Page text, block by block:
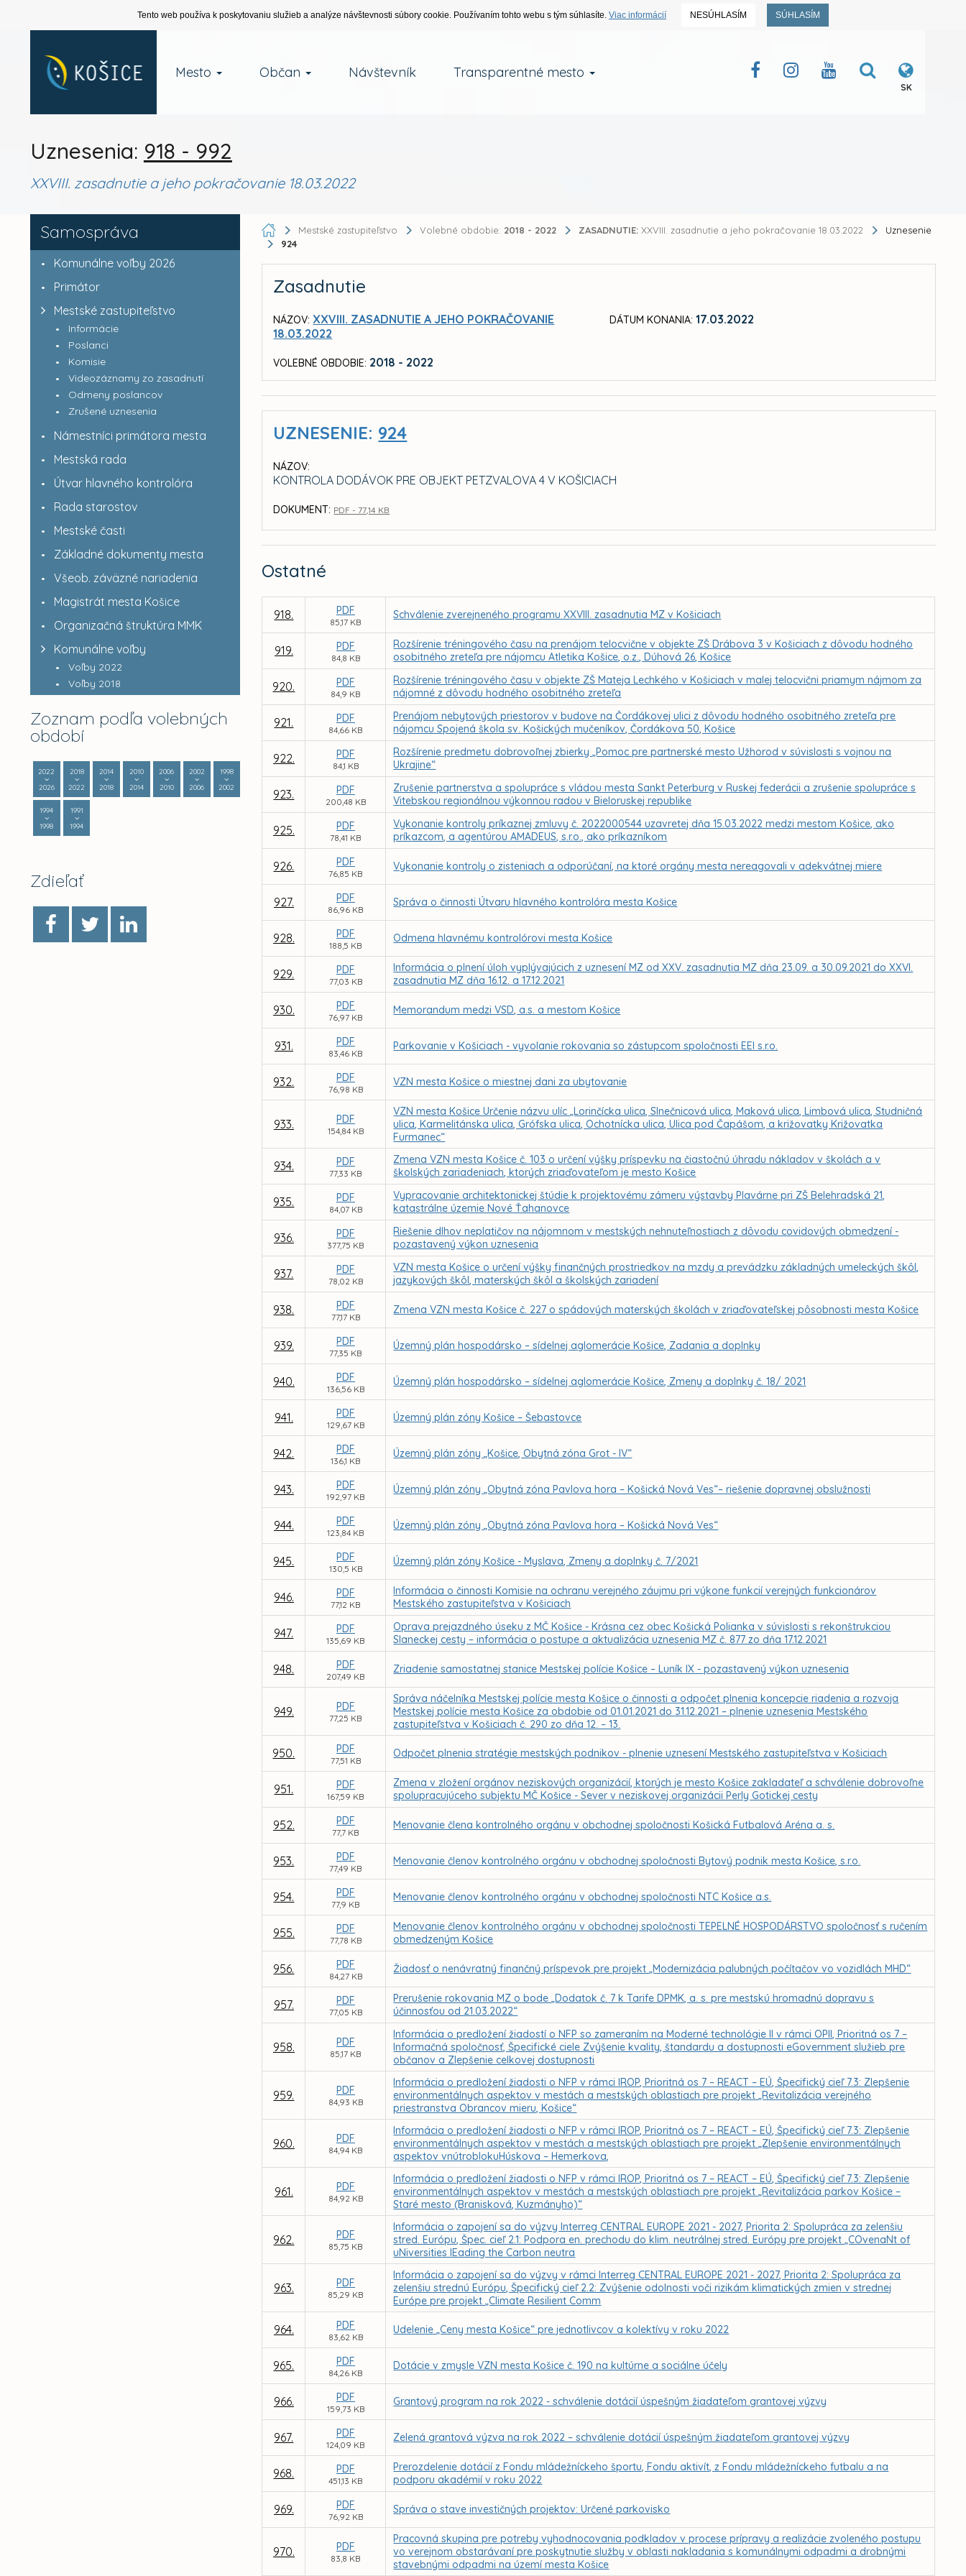
Tento web používa k poskytovaniu služieb a analýze návštevnosti súbory cookie. Používaním tohto webu s tým súhlasíte. Viac informácií NESÚHLASÍM SÚHLASÍM
Mesto Občan Návštevník Transparentné mesto
SK
Uznesenia: 918 - 992
XXVIII. zasadnutie a jeho pokračovanie 18.03.2022
Samospráva
Komunálne voľby 2026
Primátor
Mestské zastupiteľstvo
Informácie
Poslanci
Komisie
Videozáznamy zo zasadnutí
Odmeny poslancov
Zrušené uznesenia
Námestníci primátora mesta
Mestská rada
Útvar hlavného kontrolóra
Rada starostov
Mestské časti
Základné dokumenty mesta
Všeob. záväzné nariadenia
Magistrát mesta Košice
Organizačná štruktúra MMK
Komunálne voľby
Voľby 2022
Voľby 2018
Zoznam podľa volebných
období
2022
2026
2018
2022
2014
2018
2010
2014
2006
2010
2002
2006
1998
2002
1994
1998
1991
1994
Zdieľať
Mestské zastupiteľstvo Volebné obdobie: 2018 - 2022 ZASADNUTIE: XXVIII. zasadnutie a jeho pokračovanie 18.03.2022
Uznesenie
924
Zasadnutie
NÁZOV: XXVIII. ZASADNUTIE A JEHO POKRAČOVANIE
18.03.2022
VOLEBNÉ OBDOBIE: 2018 - 2022
DÁTUM KONANIA: 17.03.2022
UZNESENIE: 924
NÁZOV:
KONTROLA DODÁVOK PRE OBJEKT PETZVALOVA 4 V KOŠICIACH
DOKUMENT: PDF - 77,14 KB
Ostatné
918. PDF
85,17 KB
Schválenie zverejneného programu XXVIII. zasadnutia MZ v Košiciach
919. PDF
84,8 KB
Rozšírenie tréningového času na prenájom telocvične v objekte ZŠ Drábova 3 v Košiciach z dôvodu hodného
osobitného zreteľa pre nájomcu Atletika Košice, o.z., Dúhová 26, Košice
920. PDF
84,9 KB
Rozšírenie tréningového času v objekte ZŠ Mateja Lechkého v Košiciach v malej telocvični priamym nájmom za
nájomné z dôvodu hodného osobitného zreteľa
921. PDF
84,66 KB
Prenájom nebytových priestorov v budove na Čordákovej ulici z dôvodu hodného osobitného zreteľa pre
nájomcu Spojená škola sv. Košických mučeníkov, Čordákova 50, Košice
922. PDF
84,1 KB
Rozšírenie predmetu dobrovoľnej zbierky „Pomoc pre partnerské mesto Užhorod v súvislosti s vojnou na
Ukrajine“
923. PDF
200,48 KB
Zrušenie partnerstva a spolupráce s vládou mesta Sankt Peterburg v Ruskej federácii a zrušenie spolupráce s
Vitebskou regionálnou výkonnou radou v Bieloruskej republike
925. PDF
78,41 KB
Vykonanie kontroly príkaznej zmluvy č. 2022000544 uzavretej dňa 15.03.2022 medzi mestom Košice, ako
príkazcom, a agentúrou AMADEUS, s.r.o., ako príkazníkom
926. PDF
76,85 KB
Vykonanie kontroly o zisteniach a odporúčaní, na ktoré orgány mesta nereagovali v adekvátnej miere
927. PDF
86,96 KB
Správa o činnosti Útvaru hlavného kontrolóra mesta Košice
928. PDF
188,5 KB
Odmena hlavnému kontrolórovi mesta Košice
929. PDF
77,03 KB
Informácia o plnení úloh vyplývajúcich z uznesení MZ od XXV. zasadnutia MZ dňa 23.09. a 30.09.2021 do XXVI.
zasadnutia MZ dňa 16.12. a 17.12.2021
930. PDF
76,97 KB
Memorandum medzi VSD, a.s. a mestom Košice
931. PDF
83,46 KB
Parkovanie v Košiciach - vyvolanie rokovania so zástupcom spoločnosti EEI s.r.o.
932. PDF
76,98 KB
VZN mesta Košice o miestnej dani za ubytovanie
933. PDF
154,84 KB
VZN mesta Košice Určenie názvu ulíc „Lorinčícka ulica, Slnečnicová ulica, Maková ulica, Limbová ulica, Studničná
ulica, Karmelitánska ulica, Grófska ulica, Ochotnícka ulica, Ulica pod Čapášom, a križovatky Križovatka
Furmanec“
934. PDF
77,33 KB
Zmena VZN mesta Košice č. 103 o určení výšky príspevku na čiastočnú úhradu nákladov v školách a v
školských zariadeniach, ktorých zriaďovateľom je mesto Košice
935. PDF
84,07 KB
Vypracovanie architektonickej štúdie k projektovému zámeru výstavby Plavárne pri ZŠ Belehradská 21,
katastrálne územie Nové Ťahanovce
936. PDF
377,75 KB
Riešenie dlhov neplatičov na nájomnom v mestských nehnuteľnostiach z dôvodu covidových obmedzení -
pozastavený výkon uznesenia
937. PDF
78,02 KB
VZN mesta Košice o určení výšky finančných prostriedkov na mzdy a prevádzku základných umeleckých škôl,
jazykových škôl, materských škôl a školských zariadení
938. PDF
77,17 KB
Zmena VZN mesta Košice č. 227 o spádových materských školách v zriaďovateľskej pôsobnosti mesta Košice
939. PDF
77,35 KB
Územný plán hospodársko – sídelnej aglomerácie Košice, Zadania a doplnky
940. PDF
136,56 KB
Územný plán hospodársko – sídelnej aglomerácie Košice, Zmeny a doplnky č. 18/ 2021
941. PDF
129,67 KB
Územný plán zóny Košice – Šebastovce
942. PDF
136,1 KB
Územný plán zóny „Košice, Obytná zóna Grot - IV“
943. PDF
192,97 KB
Územný plán zóny „Obytná zóna Pavlova hora – Košická Nová Ves“– riešenie dopravnej obslužnosti
944. PDF
123,84 KB
Územný plán zóny „Obytná zóna Pavlova hora – Košická Nová Ves“
945. PDF
130,5 KB
Územný plán zóny Košice - Myslava, Zmeny a doplnky č. 7/2021
946. PDF
77,12 KB
Informácia o činnosti Komisie na ochranu verejného záujmu pri výkone funkcií verejných funkcionárov
Mestského zastupiteľstva v Košiciach
947. PDF
135,69 KB
Oprava prejazdného úseku z MČ Košice - Krásna cez obec Košická Polianka v súvislosti s rekonštrukciou
Slaneckej cesty – informácia o postupe a aktualizácia uznesenia MZ č. 877 zo dňa 17.12.2021
948. PDF
207,49 KB
Zriadenie samostatnej stanice Mestskej polície Košice – Luník IX - pozastavený výkon uznesenia
949. PDF
77,25 KB
Správa náčelníka Mestskej polície mesta Košice o činnosti a odpočet plnenia koncepcie riadenia a rozvoja
Mestskej polície mesta Košice za obdobie od 01.01.2021 do 31.12.2021 – plnenie uznesenia Mestského
zastupiteľstva v Košiciach č. 290 zo dňa 12. – 13.
950. PDF
77,51 KB
Odpočet plnenia stratégie mestských podnikov - plnenie uznesení Mestského zastupiteľstva v Košiciach
951. PDF
167,59 KB
Zmena v zložení orgánov neziskových organizácií, ktorých je mesto Košice zakladateľ a schválenie dobrovoľne
spolupracujúceho subjektu MČ Košice - Sever v neziskovej organizácii Perly Gotickej cesty
952. PDF
77,7 KB
Menovanie člena kontrolného orgánu v obchodnej spoločnosti Košická Futbalová Aréna a. s.
953. PDF
77,49 KB
Menovanie členov kontrolného orgánu v obchodnej spoločnosti Bytový podnik mesta Košice, s.r.o.
954. PDF
77,9 KB
Menovanie členov kontrolného orgánu v obchodnej spoločnosti NTC Košice a.s.
955. PDF
77,78 KB
Menovanie členov kontrolného orgánu v obchodnej spoločnosti TEPELNÉ HOSPODÁRSTVO spoločnosť s ručením
obmedzeným Košice
956. PDF
84,27 KB
Žiadosť o nenávratný finančný príspevok pre projekt „Modernizácia palubných počítačov vo vozidlách MHD“
957. PDF
77,05 KB
Prerušenie rokovania MZ o bode „Dodatok č. 7 k Tarife DPMK, a. s. pre mestskú hromadnú dopravu s
účinnosťou od 21.03.2022“
958. PDF
85,17 KB
Informácia o predložení žiadostí o NFP so zameraním na Moderné technológie II v rámci OPII, Prioritná os 7 –
Informačná spoločnosť, Špecifické ciele Zvýšenie kvality, štandardu a dostupnosti eGovernment služieb pre
občanov a Zlepšenie celkovej dostupnosti
959. PDF
84,93 KB
Informácia o predložení žiadosti o NFP v rámci IROP, Prioritná os 7 – REACT – EÚ, Špecifický cieľ 7.3: Zlepšenie
environmentálnych aspektov v mestách a mestských oblastiach pre projekt „Revitalizácia verejného
priestranstva Obrancov mieru, Košice“
960. PDF
84,94 KB
Informácia o predložení žiadosti o NFP v rámci IROP, Prioritná os 7 – REACT – EÚ, Špecifický cieľ 7.3: Zlepšenie
environmentálnych aspektov v mestách a mestských oblastiach pre projekt „Zlepšenie environmentálnych
aspektov vnútroblokuHúskova – Hemerkova,
961. PDF
84,92 KB
Informácia o predložení žiadosti o NFP v rámci IROP, Prioritná os 7 – REACT – EÚ, Špecifický cieľ 7.3: Zlepšenie
environmentálnych aspektov v mestách a mestských oblastiach pre projekt „Revitalizácia parkov Košice –
Staré mesto (Branisková, Kuzmányho)“
962. PDF
85,75 KB
Informácia o zapojení sa do výzvy Interreg CENTRAL EUROPE 2021 - 2027, Priorita 2: Spolupráca za zelenšiu
stred. Európu, Špec. cieľ 2.1: Podpora en. prechodu do klim. neutrálnej stred. Európy pre projekt „COvenaNt of
uNiversities lEading the Carbon neutra
963. PDF
85,29 KB
Informácia o zapojení sa do výzvy v rámci Interreg CENTRAL EUROPE 2021 - 2027, Priorita 2: Spolupráca za
zelenšiu strednú Európu, Špecifický cieľ 2.2: Zvýšenie odolnosti voči rizikám klimatických zmien v strednej
Európe pre projekt „Climate Resilient Comm
964. PDF
83,62 KB
Udelenie „Ceny mesta Košice“ pre jednotlivcov a kolektívy v roku 2022
965. PDF
84,26 KB
Dotácie v zmysle VZN mesta Košice č. 190 na kultúrne a sociálne účely
966. PDF
159,73 KB
Grantový program na rok 2022 - schválenie dotácií úspešným žiadateľom grantovej výzvy
967. PDF
124,09 KB
Zelená grantová výzva na rok 2022 – schválenie dotácií úspešným žiadateľom grantovej výzvy
968. PDF
451,13 KB
Prerozdelenie dotácií z Fondu mládežníckeho športu, Fondu aktivít, z Fondu mládežníckeho futbalu a na
podporu akadémií v roku 2022
969. PDF
76,92 KB
Správa o stave investičných projektov: Určené parkovisko
970. PDF
83,8 KB
Pracovná skupina pre potreby vyhodnocovania podkladov v procese prípravy a realizácie zvoleného postupu
vo verejnom obstarávaní pre poskytnutie služby v oblasti nakladania s komunálnymi odpadmi a drobnými
stavebnými odpadmi na území mesta Košice